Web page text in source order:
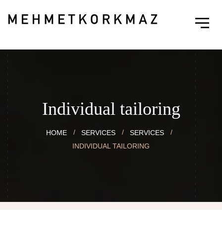
Individual tailoring
HOME SERVICES
SERVICES
INDIVIDUAL TAILORING